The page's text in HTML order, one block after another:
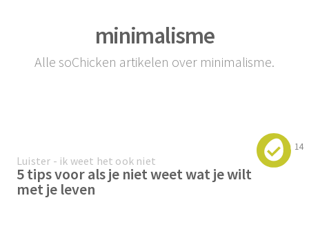
minimalisme
Alle soChicken artikelen over minimalisme.
14
Luister - ik weet het ook niet
5 tips voor als je niet weet wat je wilt
met je leven